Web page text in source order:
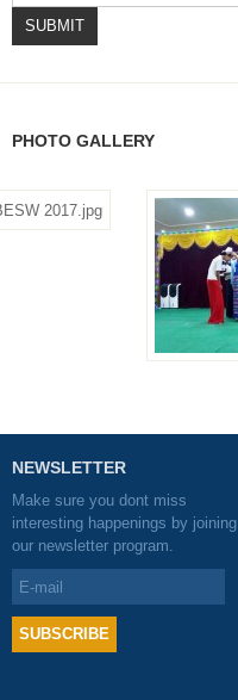
SUBMIT
PHOTO GALLERY
NEWSLETTER
Make sure you dont miss
interesting happenings by joining
our newsletter program.